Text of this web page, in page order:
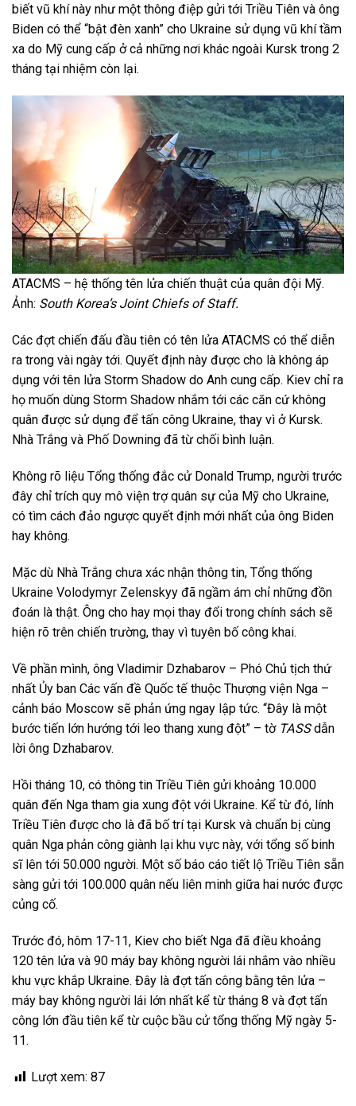
biết vũ khí này như một thông điệp gửi tới Triều Tiên và ông
Biden có thể “bật đèn xanh” cho Ukraine sử dụng vũ khí tầm
xa do Mỹ cung cấp ở cả những nơi khác ngoài Kursk trong 2
tháng tại nhiệm còn lại.
ATACMS – hệ thống tên lửa chiến thuật của quân đội Mỹ.
Ảnh: South Korea’s Joint Chiefs of Staff.
Các đợt chiến đấu đầu tiên có tên lửa ATACMS có thể diễn
ra trong vài ngày tới. Quyết định này được cho là không áp
dụng với tên lửa Storm Shadow do Anh cung cấp. Kiev chỉ ra
họ muốn dùng Storm Shadow nhắm tới các căn cứ không
quân được sử dụng để tấn công Ukraine, thay vì ở Kursk.
Nhà Trắng và Phố Downing đã từ chối bình luận.
Không rõ liệu Tổng thống đắc cử Donald Trump, người trước
đây chỉ trích quy mô viện trợ quân sự của Mỹ cho Ukraine,
có tìm cách đảo ngược quyết định mới nhất của ông Biden
hay không.
Mặc dù Nhà Trắng chưa xác nhận thông tin, Tổng thống
Ukraine Volodymyr Zelenskyy đã ngầm ám chỉ những đồn
đoán là thật. Ông cho hay mọi thay đổi trong chính sách sẽ
hiện rõ trên chiến trường, thay vì tuyên bố công khai.
Về phần mình, ông Vladimir Dzhabarov – Phó Chủ tịch thứ
nhất Ủy ban Các vấn đề Quốc tế thuộc Thượng viện Nga –
cảnh báo Moscow sẽ phản ứng ngay lập tức. “Đây là một
bước tiến lớn hướng tới leo thang xung đột” – tờ TASSdẫn
lời ông Dzhabarov.
Hồi tháng 10, có thông tin Triều Tiên gửi khoảng 10.000
quân đến Nga tham gia xung đột với Ukraine. Kể từ đó, lính
Triều Tiên được cho là đã bố trí tại Kursk và chuẩn bị cùng
quân Nga phản công giành lại khu vực này, với tổng số binh
sĩ lên tới 50.000 người. Một số báo cáo tiết lộ Triều Tiên sẵn
sàng gửi tới 100.000 quân nếu liên minh giữa hai nước được
củng cố.
Trước đó, hôm 17-11, Kiev cho biết Nga đã điều khoảng
120 tên lửa và 90 máy bay không người lái nhắm vào nhiều
khu vực khắp Ukraine. Đây là đợt tấn công bằng tên lửa –
máy bay không người lái lớn nhất kể từ tháng 8 và đợt tấn
công lớn đầu tiên kể từ cuộc bầu cử tổng thống Mỹ ngày 5-
11.
Lượt xem: 87